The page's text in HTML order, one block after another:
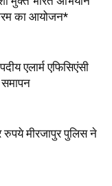
का आयोजन*
एलार्म एफिसिएंसी
समापन
मीरजापुर पुलिस ने